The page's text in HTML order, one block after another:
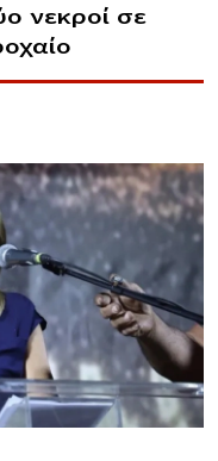
νεκροί σε